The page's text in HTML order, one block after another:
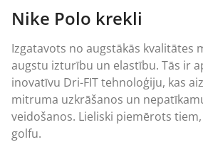
Nike Polo krekli
Izgatavots no augstākās kvalitātes
augstu izturību un elastību. Tās ir
inovatīvu Dri-FIT tehnoloģiju, kas
mitruma uzkrāšanos un
veidošanos. Lieliski piemērots
golfu.